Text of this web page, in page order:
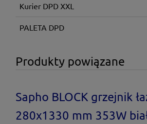
Kurier DPD XXL
PALETA DPD
Produkty powiązane
Sapho BLOCK grzejnik
280x1330 mm 353W